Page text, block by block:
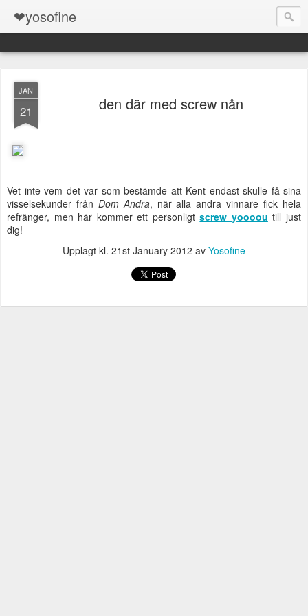
❤yosofine
JAN
21 den där med screw nån
Vet inte vem det var som bestämde att Kent endast skulle få sina
visselsekunder från Dom Andra, när alla andra vinnare fick hela
refränger, men här kommer ett personligtscrew yoooou till just
dig!
Upplagt kl. 21st January 2012 av Yosofine